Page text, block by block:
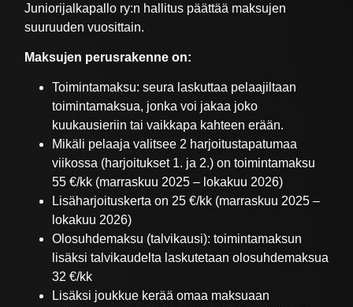
Juniorijalkapallo ry:n hallitus päättää maksujen
suuruuden vuosittain.
Maksujen perusrakenne on:
Toimintamaksu: seura laskuttaa pelaajiltaan
toimintamaksua, jonka voi jakaa joko
kuukausieriin tai vaikkapa kahteen erään.
Mikäli pelaaja valitsee 2 harjoitustapatumaa
viikossa (harjoitukset 1. ja 2.) on toimintamaksu
55 €/kk (marraskuu 2025 – lokakuu 2026)
Lisäharjoituskerta on 25 €/kk (marraskuu 2025 –
lokakuu 2026)
Olosuhdemaksu (talvikausi): toimintamaksun
lisäksi talvikaudelta laskutetaan olosuhdemaksua
32 €/kk
Lisäksi joukkue kerää omaa maksuaan